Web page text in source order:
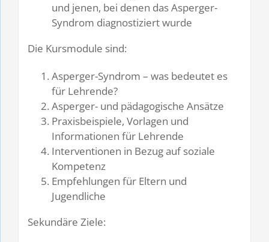
und jenen, bei denen das Asperger-
Syndrom diagnostiziert wurde
Die Kursmodule sind:
Asperger-Syndrom – was bedeutet es
für Lehrende?
Asperger- und pädagogische Ansätze
Praxisbeispiele, Vorlagen und
Informationen für Lehrende
Interventionen in Bezug auf soziale
Kompetenz
Empfehlungen für Eltern und
Jugendliche
Sekundäre Ziele: